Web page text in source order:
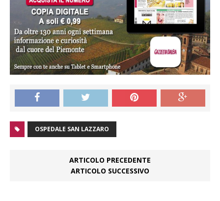
OSPEDALE SAN LAZZARO
ARTICOLO PRECEDENTE
ARTICOLO SUCCESSIVO